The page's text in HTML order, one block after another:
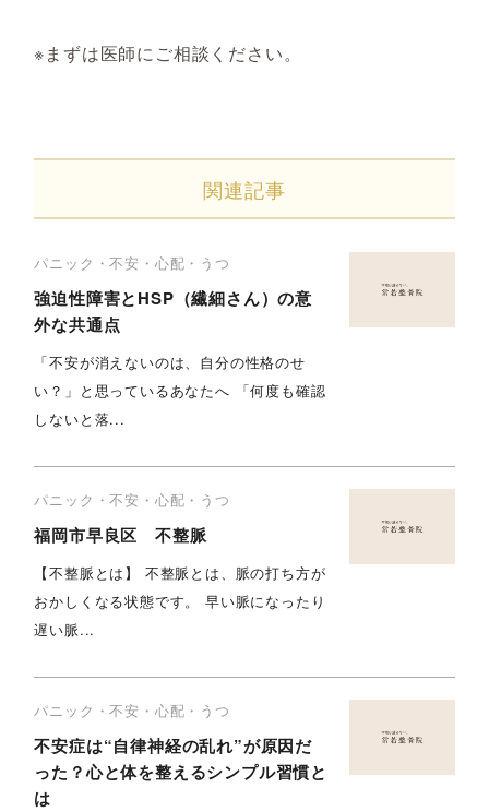
※まずは医師にご相談ください。
関連記事
パニック・不安・心配・うつ
強迫性障害とHSP（繊細さん）の意
外な共通点
「不安が消えないのは、自分の性格のせ
い？」と思っているあなたへ 「何度も確認
しないと落...
パニック・不安・心配・うつ
福岡市早良区 不整脈
【不整脈とは】 不整脈とは、脈の打ち方が
おかしくなる状態です。 早い脈になったり
遅い脈...
パニック・不安・心配・うつ
不安症は“自律神経の乱れ”が原因だ
った？心と体を整えるシンプル習慣と
は